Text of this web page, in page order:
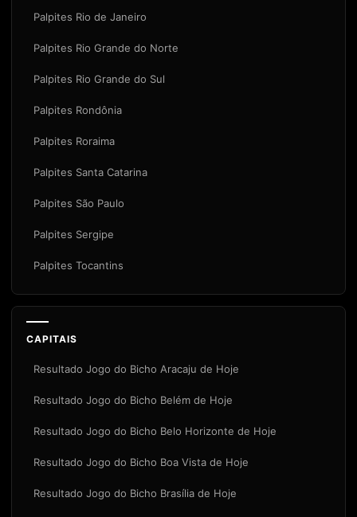
Palpites Rio de Janeiro
Palpites Rio Grande do Norte
Palpites Rio Grande do Sul
Palpites Rondônia
Palpites Roraima
Palpites Santa Catarina
Palpites São Paulo
Palpites Sergipe
Palpites Tocantins
CAPITAIS
Resultado Jogo do Bicho Aracaju de Hoje
Resultado Jogo do Bicho Belém de Hoje
Resultado Jogo do Bicho Belo Horizonte de Hoje
Resultado Jogo do Bicho Boa Vista de Hoje
Resultado Jogo do Bicho Brasília de Hoje